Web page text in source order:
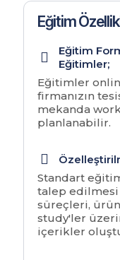
Eğitim
Eğitim
Eğitimler;
Eğitimler
firmanızın
mekanda
planlanabilir.
Standart
talep edilmesi
süreçleri,
study'ler
içerikler